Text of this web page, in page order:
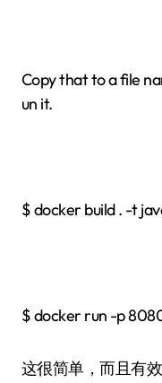
Copy that to a file
un it.
$ docker build . -t
$ docker run -p
这很简单，而且有